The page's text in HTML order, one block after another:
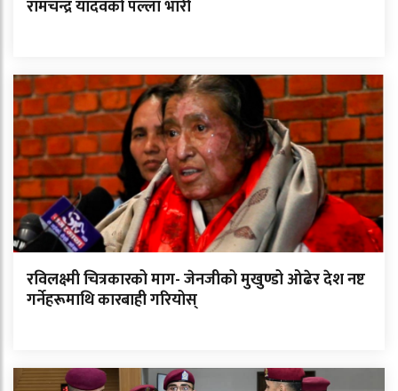
रामचन्द्र यादवको पल्ला भारी
रविलक्ष्मी चित्रकारको माग- जेनजीको मुखुण्डो ओढेर देश नष्ट
गर्नेहरूमाथि कारबाही गरियोस्